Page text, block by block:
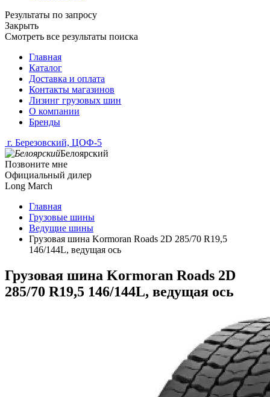
Результаты по запросу
Закрыть
Смотреть все результаты поиска
Главная
Каталог
Доставка и оплата
Контакты магазинов
Лизинг грузовых шин
О компании
Бренды
г. Березовский, ЦОФ-5
Белоярский
Позвоните мне
Официальный дилер
Long March
Главная
Грузовые шины
Ведущие шины
Грузовая шина Kormoran Roads 2D 285/70 R19,5
146/144L, ведущая ось
Грузовая шина Kormoran Roads 2D
285/70 R19,5 146/144L, ведущая ось